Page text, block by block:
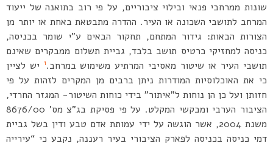
שונות ממרחבי פנאי ובילוי ציבוריים, על פי רוב בתואנה של ייעוד
המרחב לתושבי השכונה או העיר. ההדרה מתבטאת באחת או יותר מן
הצורות הבאות: גידור המתחם, תחקור הבאים ע”י שומר בכניסה,
כניסה למחזיקי כרטיס תושב בלבד, גביית תשלום ממבקרים שאינם
תושבי העיר או שיטור מאסיבי המרתיע משימוש במרחב.1 יש לציין
כי את האוכלוסיות המודרות ניתן ברבים מן המקרים לזהות על פי
חזותן ועל כן הן נוחות ל”איתור” בידי כוחות השיטור- המגזר החרדי,
הציבור הערבי ומבקשי המקלט. על פי פסיקת בג”צ מס’ 8676/00
משנת 2004, אשר הוגשה על ידי עמותת אדם טבע ודין בשל גביית
דמי כניסה בכניסה לפארק הציבורי בעיר רעננה, נקבע כי “עירייה